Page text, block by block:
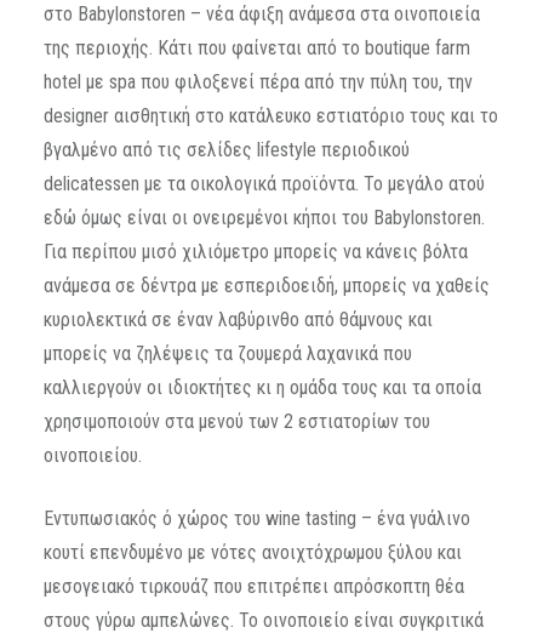
στο Babylonstoren – νέα άφιξη ανάμεσα στα οινοποιεία
της περιοχής. Κάτι που φαίνεται από το boutique farm
hotel με spa που φιλοξενεί πέρα από την πύλη του, την
designer αισθητική στο κατάλευκο εστιατόριο τους και το
βγαλμένο από τις σελίδες lifestyle περιοδικού
delicatessen με τα οικολογικά προϊόντα. Το μεγάλο ατού
εδώ όμως είναι οι ονειρεμένοι κήποι του Babylonstoren.
Για περίπου μισό χιλιόμετρο μπορείς να κάνεις βόλτα
ανάμεσα σε δέντρα με εσπεριδοειδή, μπορείς να χαθείς
κυριολεκτικά σε έναν λαβύρινθο από θάμνους και
μπορείς να ζηλέψεις τα ζουμερά λαχανικά που
καλλιεργούν οι ιδιοκτήτες κι η ομάδα τους και τα οποία
χρησιμοποιούν στα μενού των 2 εστιατορίων του
οινοποιείου.
Εντυπωσιακός ό χώρος του wine tasting – ένα γυάλινο
κουτί επενδυμένο με νότες ανοιχτόχρωμου ξύλου και
μεσογειακό τιρκουάζ που επιτρέπει απρόσκοπτη θέα
στους γύρω αμπελώνες. Το οινοποιείο είναι συγκριτικά